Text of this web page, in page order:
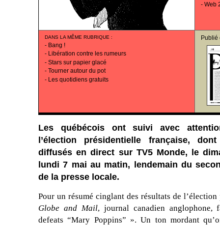
- Web
DANS LA MÊME RUBRIQUE :
- Bang !
- Libération contre les rumeurs
- Stars sur papier glacé
- Tourner autour du pot
- Les quotidiens gratuits
Les québécois ont suivi avec
l’élection présidentielle française,
diffusés en direct sur TV5 Monde, le
lundi 7 mai au matin, lendemain du
de la presse locale.
Pour un résumé cinglant des résultats de
Globe and Mail, journal canadien anglophone,
defeats “Mary Poppins” ». Un ton mordant